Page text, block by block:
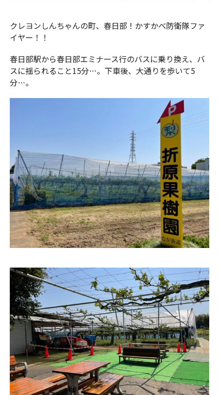
クレヨンしんちゃんの町、春日部！かすかべ防衛隊ファ
イヤー！！
春日部駅から春日部エミナース行のバスに乗り換え、バ
スに揺られること15分…。下車後、大通りを歩いて5
分…。